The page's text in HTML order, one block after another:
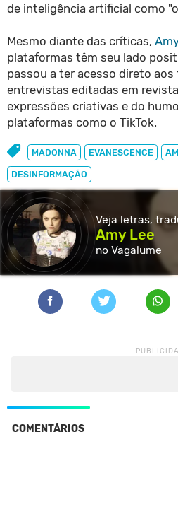
de inteligência artificial como
Mesmo diante das críticas,
plataformas têm seu lado
passou a ter acesso direto aos
entrevistas editadas em
expressões criativas e do
plataformas como o TikTok.
MADONNA EVANESCENCE
DESINFORMAÇÃO
Veja letras,
Amy Lee
no Vagalume
COMENTÁRIOS